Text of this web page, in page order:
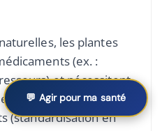
les plantes
(ex. :
et nécessitent
dépend aussi
(standardisation en
💬 Agir pour ma santé